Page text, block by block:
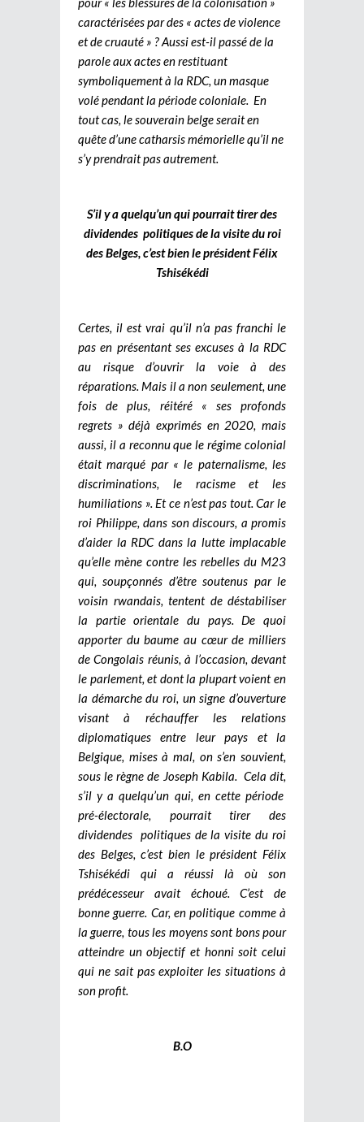
caractérisées par des « actes de violence
et de cruauté » ? Aussi est-il passé de la
parole aux actes en restituant
symboliquement à la RDC, un masque
volé pendant la période coloniale. En
tout cas, le souverain belge serait en
quête d’une catharsis mémorielle qu’il ne
s’y prendrait pas autrement.
S’il y a quelqu’un qui pourrait tirer des
dividendes politiques de la visite du roi
des Belges, c’est bien le président Félix
Tshisékédi
Certes, il est vrai qu’il n’a pas franchi le
pas en présentant ses excuses à la RDC
au risque d’ouvrir la voie à des
réparations. Mais il a non seulement, une
fois de plus, réitéré « ses profonds
regrets » déjà exprimés en 2020, mais
aussi, il a reconnu que le régime colonial
était marqué par « le paternalisme, les
discriminations, le racisme et les
humiliations ». Et ce n’est pas tout. Car le
roi Philippe, dans son discours, a promis
d’aider la RDC dans la lutte implacable
qu’elle mène contre les rebelles du M23
qui, soupçonnés d’être soutenus par le
voisin rwandais, tentent de déstabiliser
la partie orientale du pays. De quoi
apporter du baume au cœur de milliers
de Congolais réunis, à l’occasion, devant
le parlement, et dont la plupart voient en
la démarche du roi, un signe d’ouverture
visant à réchauffer les relations
diplomatiques entre leur pays et la
Belgique, mises à mal, on s’en souvient,
sous le règne de Joseph Kabila. Cela dit,
s’il y a quelqu’un qui, en cette période
pré-électorale, pourrait tirer des
dividendes politiques de la visite du roi
des Belges, c’est bien le président Félix
Tshisékédi qui a réussi là où son
prédécesseur avait échoué. C’est de
bonne guerre. Car, en politique comme à
la guerre, tous les moyens sont bons pour
atteindre un objectif et honni soit celui
qui ne sait pas exploiter les situations à
son profit.
B.O